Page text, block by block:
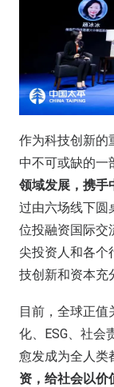
作为科技创新的
中不可或缺的一
领域发展，携手
过由六场线下圆
位投融资国际交
尖投资人和各个
技创新和资本充
目前，全球正
化、ESG、社会
愈发成为全人类
资，给社会以价